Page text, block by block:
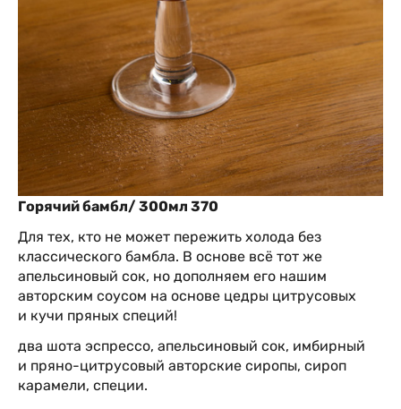
Горячий бамбл/ 300мл 370
Для тех, кто не может пережить холода без
классического бамбла. В основе всё тот же
апельсиновый сок, но дополняем его нашим
авторским соусом на основе цедры цитрусовых
и кучи пряных специй!
два шота эспрессо, апельсиновый сок, имбирный
и пряно-цитрусовый авторские сиропы, сироп
карамели, специи.